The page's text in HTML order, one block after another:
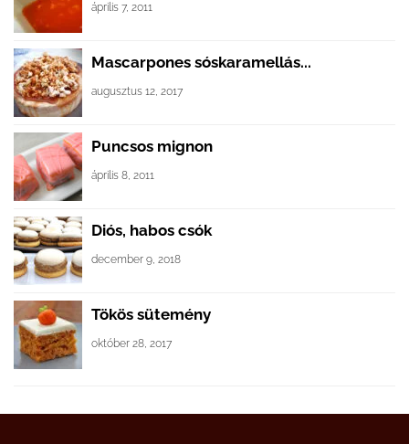
április 7, 2011
Mascarpones sóskaramellás...
augusztus 12, 2017
Puncsos mignon
április 8, 2011
Diós, habos csók
december 9, 2018
Tökös sütemény
október 28, 2017